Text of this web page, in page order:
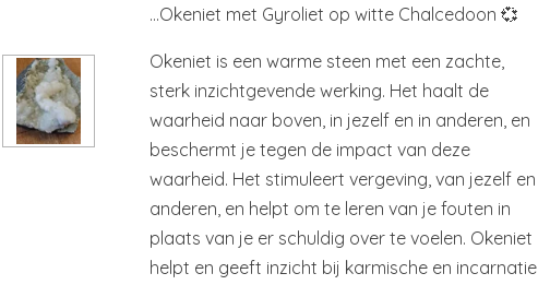
...Okeniet met Gyroliet op witte Chalcedoon 💞
Okeniet is een warme steen met een zachte,
sterk inzichtgevende werking. Het haalt de
waarheid naar boven, in jezelf en in anderen, en
beschermt je tegen de impact van deze
waarheid. Het stimuleert vergeving, van jezelf en
anderen, en helpt om te leren van je fouten in
plaats van je er schuldig over te voelen. Okeniet
helpt en geeft inzicht bij karmische en incarnatie